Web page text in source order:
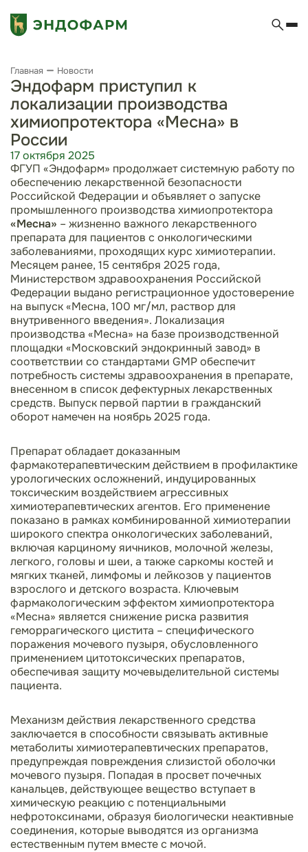
Главная Новости
Эндофарм приступил к
локализации производства
химиопротектора «Месна» в
России
17 октября 2025
ФГУП «Эндофарм» продолжает системную работу по
обеспечению лекарственной безопасности
Российской Федерации и объявляет о запуске
промышленного производства химиопротектора
«Месна» – жизненно важного лекарственного
препарата для пациентов с онкологическими
заболеваниями, проходящих курс химиотерапии.
Месяцем ранее, 15 сентября 2025 года,
Министерством здравоохранения Российской
Федерации выдано регистрационное удостоверение
на выпуск «Месна, 100 мг/мл, раствор для
внутривенного введения». Локализация
производства «Месна» на базе производственной
площадки «Московский эндокринный завод» в
соответствии со стандартами GMP обеспечит
потребность системы здравоохранения в препарате,
внесенном в список дефектурных лекарственных
средств. Выпуск первой партии в гражданский
оборот намечен на ноябрь 2025 года.
Препарат обладает доказанным
фармакотерапевтическим действием в профилактике
урологических осложнений, индуцированных
токсическим воздействием агрессивных
химиотерапевтических агентов. Его применение
показано в рамках комбинированной химиотерапии
широкого спектра онкологических заболеваний,
включая карциному яичников, молочной железы,
легкого, головы и шеи, а также саркомы костей и
мягких тканей, лимфомы и лейкозов у пациентов
взрослого и детского возраста. Ключевым
фармакологическим эффектом химиопротектора
«Месна» является снижение риска развития
геморрагического цистита – специфического
поражения мочевого пузыря, обусловленного
применением цитотоксических препаратов,
обеспечивая защиту мочевыделительной системы
пациента.
Механизм действия лекарственного средства
заключается в способности связывать активные
метаболиты химиотерапевтических препаратов,
предупреждая повреждения слизистой оболочки
мочевого пузыря. Попадая в просвет почечных
канальцев, действующее вещество вступает в
химическую реакцию с потенциальными
нефротоксинами, образуя биологически неактивные
соединения, которые выводятся из организма
естественным путем вместе с мочой.